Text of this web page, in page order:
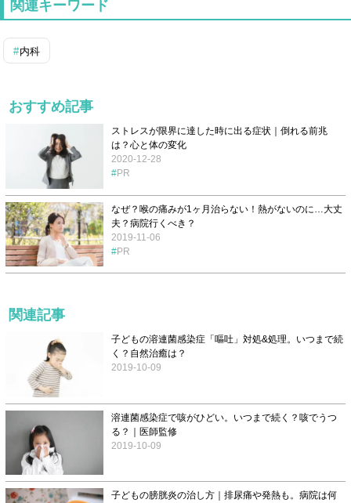
関連キーワード
内科
おすすめ記事
ストレスが限界に達した時に出る症状｜倒れる前兆
は？心と体の変化
2020-12-28
PR
なぜ？喉の痛みが1ヶ月治らない！熱がないのに…大丈
夫？病院行くべき？
2019-11-06
PR
関連記事
子どもの溶連菌感染症「嘔吐」対処&処理。いつまで続
く？自然治癒は？
2019-10-09
溶連菌感染症で咳がひどい。いつまで続く？咳でうつ
る？｜医師監修
2019-10-09
子どもの膀胱炎の治し方｜排尿痛や発熱も。病院は何